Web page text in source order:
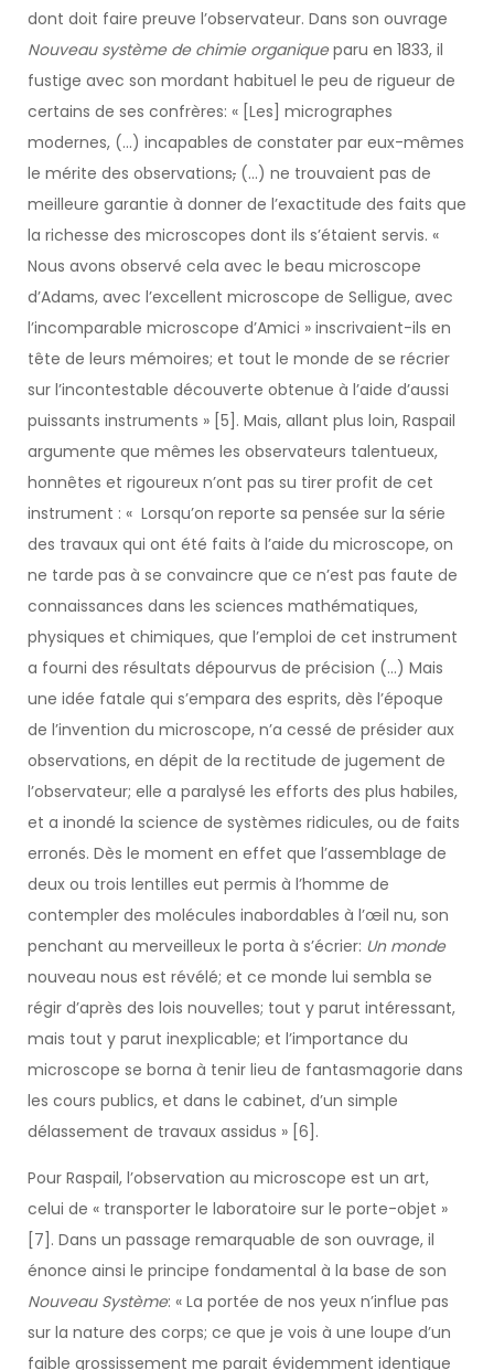
dont doit faire preuve l’observateur. Dans son ouvrage
Nouveau système de chimie organiqueparu en 1833, il
fustige avec son mordant habituel le peu de rigueur de
certains de ses confrères: « [Les] micrographes
modernes, (…) incapables de constater par eux-mêmes
le mérite des observations, (…) ne trouvaient pas de
meilleure garantie à donner de l’exactitude des faits que
la richesse des microscopes dont ils s’étaient servis. «
Nous avons observé cela avec le beau microscope
d’Adams, avec l’excellent microscope de Selligue, avec
l’incomparable microscope d’Amici » inscrivaient-ils en
tête de leurs mémoires; et tout le monde de se récrier
sur l’incontestable découverte obtenue à l’aide d’aussi
puissants instruments » [5]. Mais, allant plus loin, Raspail
argumente que mêmes les observateurs talentueux,
honnêtes et rigoureux n’ont pas su tirer profit de cet
instrument : « Lorsqu’on reporte sa pensée sur la série
des travaux qui ont été faits à l’aide du microscope, on
ne tarde pas à se convaincre que ce n’est pas faute de
connaissances dans les sciences mathématiques,
physiques et chimiques, que l’emploi de cet instrument
a fourni des résultats dépourvus de précision (…) Mais
une idée fatale qui s’empara des esprits, dès l’époque
de l’invention du microscope, n’a cessé de présider aux
observations, en dépit de la rectitude de jugement de
l’observateur; elle a paralysé les efforts des plus habiles,
et a inondé la science de systèmes ridicules, ou de faits
erronés. Dès le moment en effet que l’assemblage de
deux ou trois lentilles eut permis à l’homme de
contempler des molécules inabordables à l’œil nu, son
penchant au merveilleux le porta à s’écrier: Un monde
nouveau nous est révélé; et ce monde lui sembla se
régir d’après des lois nouvelles; tout y parut intéressant,
mais tout y parut inexplicable; et l’importance du
microscope se borna à tenir lieu de fantasmagorie dans
les cours publics, et dans le cabinet, d’un simple
délassement de travaux assidus » [6].
Pour Raspail, l’observation au microscope est un art,
celui de « transporter le laboratoire sur le porte-objet »
[7]. Dans un passage remarquable de son ouvrage, il
énonce ainsi le principe fondamental à la base de son
Nouveau Système: « La portée de nos yeux n’influe pas
sur la nature des corps; ce que je vois à une loupe d’un
faible grossissement me parait évidemment identique